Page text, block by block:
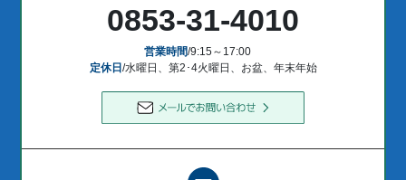
0853-31-4010
営業時間/9:15～17:00
定休日/水曜日、第2･4火曜日、お盆、年末年始